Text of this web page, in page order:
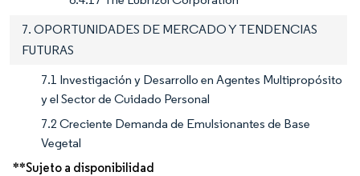
7. OPORTUNIDADES DE MERCADO Y TENDENCIAS
FUTURAS
7.1 Investigación y Desarrollo en Agentes Multipropósito
y el Sector de Cuidado Personal
7.2 Creciente Demanda de Emulsionantes de Base
Vegetal
**Sujeto a disponibilidad